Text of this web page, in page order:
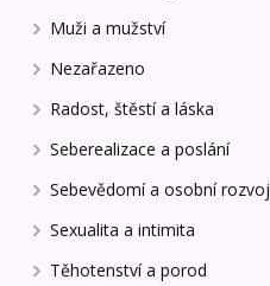
Muži a mužství
Nezařazeno
Radost, štěstí a láska
Seberealizace a poslání
Sebevědomí a osobní rozvoj
Sexualita a intimita
Těhotenství a porod